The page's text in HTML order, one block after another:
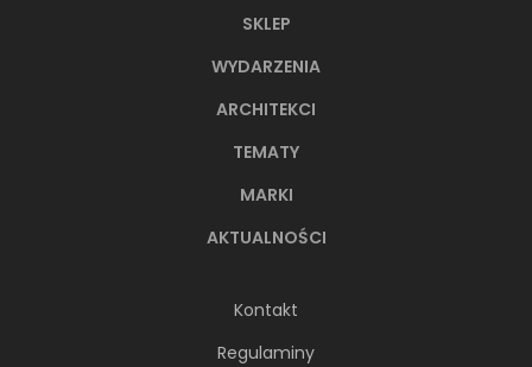
SKLEP
WYDARZENIA
ARCHITEKCI
TEMATY
MARKI
AKTUALNOŚCI
Kontakt
Regulaminy